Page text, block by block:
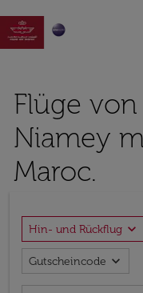

Flüge
Niamey
Maroc.
Hin- und Rückflug expand_more
Gutscheincode expand_more